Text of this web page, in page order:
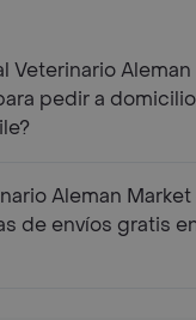
Veterinario
pedir a
Aleman
de envíos gratis